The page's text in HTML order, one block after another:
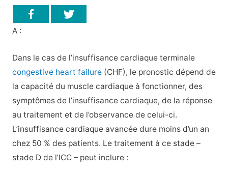
A :
Dans le cas de l’insuffisance cardiaque terminale
congestive heart failure(CHF), le pronostic dépend de
la capacité du muscle cardiaque à fonctionner, des
symptômes de l’insuffisance cardiaque, de la réponse
au traitement et de l’observance de celui-ci.
L’insuffisance cardiaque avancée dure moins d’un an
chez 50 % des patients. Le traitement à ce stade –
stade D de l’ICC – peut inclure :